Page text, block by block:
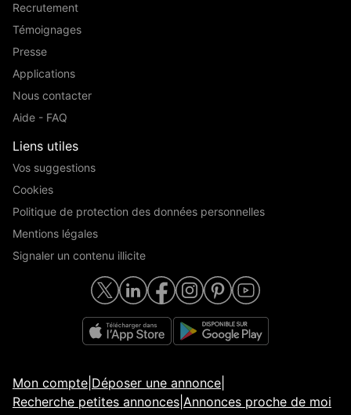
Recrutement
Témoignages
Presse
Applications
Nous contacter
Aide - FAQ
Liens utiles
Vos suggestions
Cookies
Politique de protection des données personnelles
Mentions légales
Signaler un contenu illicite
Mon compte Déposer une annonce
Recherche petites annonces Annonces proche de moi